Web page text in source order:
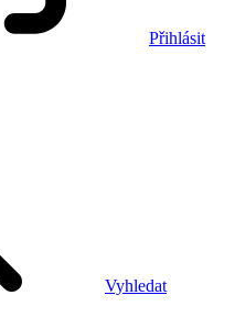
Přihlásit
Vyhledat